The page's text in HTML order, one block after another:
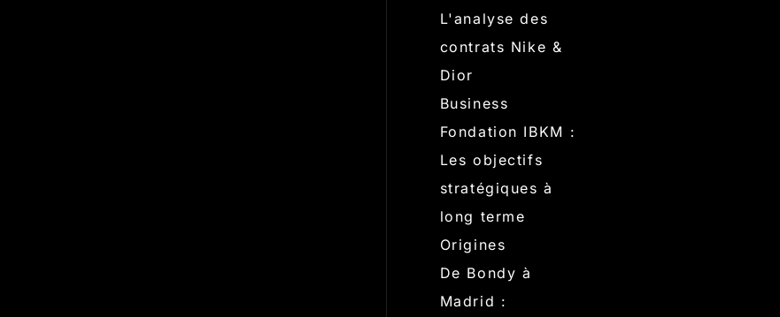
L'analyse des
contrats Nike &
Dior
Business
Fondation IBKM :
Les objectifs
stratégiques à
long terme
Origines
De Bondy à
Madrid :